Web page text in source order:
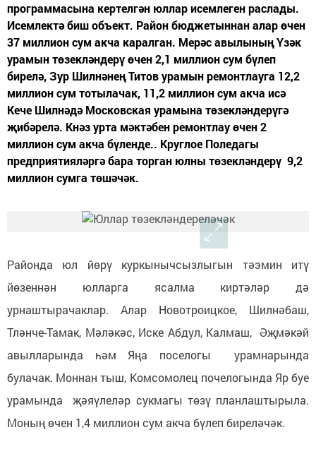
программасына кертелгән юллар исемлеген раслады.
Исемлектә биш объект. Район бюджетыннан алар өчен
37 миллион сум акча каралган. Мерәс авылының Үзәк
урамын төзекләндерү өчен 2,1 миллион сум бүлеп
бирелә, Зур Шилнәнең Титов урамын ремонтлауга 12,2
миллион сум тотылачак, 11,2 миллион сум акча исә
Кече Шилнәдә Московская урамына төзекләндерүгә
җибәрелә. Кнәз урта мәктәбен ремонтлау өчен 2
миллион сум акча бүленде.. Круглое Поледагы
предприятияләргә бара торган юлны төзекләндерү 9,2
миллион сумга төшәчәк.
Районда юл йөрү куркынычсызлыгын тәэмин итү
йөзеннән юлларга ясалма киртәләр дә
урнаштырачаклар. Алар Новотроицкое, Шилнәбаш,
Тләнче-Тамак, Мәләкәс, Иске Абдул, Калмаш, Әҗмәкәй
авылларында һәм Яңа поселогы урамнарында
булачак. Моннан тыш, Комсомолец почелогында Яр буе
урамында җәяүлеләр сукмагы төзү планлаштырыла.
Моның өчен 1,4 миллион сум акча бүлеп биреләчәк.